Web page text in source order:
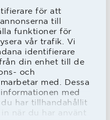
för att
till
funktioner för
vår trafik. Vi
identifierare
din enhet till de
och
med. Dessa
med
har tillhandahållit
när du har använt
1950, 1951,
1971, 1974, 1975,